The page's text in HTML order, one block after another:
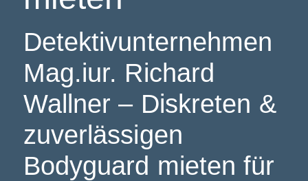
Detektivunternehmen
Mag.iur. Richard
Wallner – Diskreten &
zuverlässigen
Bodyguard mieten für